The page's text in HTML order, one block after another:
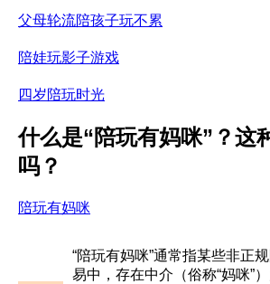
父母轮流陪孩子玩不累
陪娃玩影子游戏
四岁陪玩时光
什么是“陪玩有妈咪”？这
吗？
陪玩有妈咪
“陪玩有妈咪”通常指某些非正
易中，存在中介（俗称“妈咪”